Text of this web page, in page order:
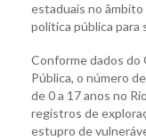
estaduais no âmbito
política pública para
Conforme dados do
Pública, o número
de 0 a 17 anos no
registros de
estupro de